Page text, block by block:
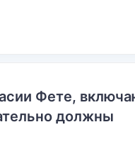
Фете,
должны